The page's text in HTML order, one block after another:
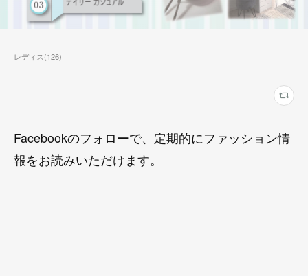
レディス(126)
Facebookのフォローで、定期的にファッション情
報をお読みいただけます。